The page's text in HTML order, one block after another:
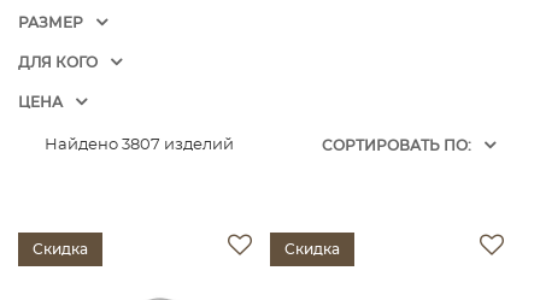
РАЗМЕР
ДЛЯ КОГО
ЦЕНА
Найдено 3807 изделий CОРТИРОВАТЬ ПО:
Скидка Скидка